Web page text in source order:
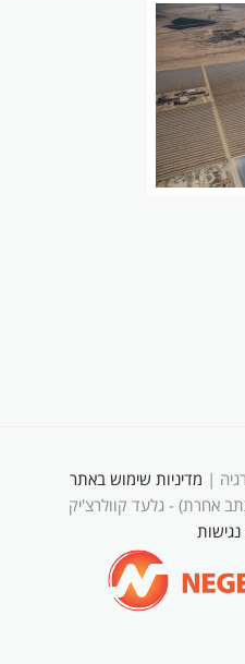
| מדיניות שימוש באתר
אחרת) - גלעד קוולרצ'יק